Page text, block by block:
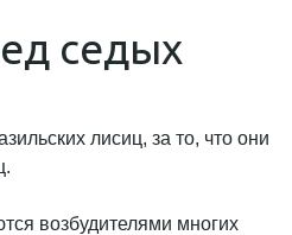
седых
лисиц, за то, что они
возбудителями многих